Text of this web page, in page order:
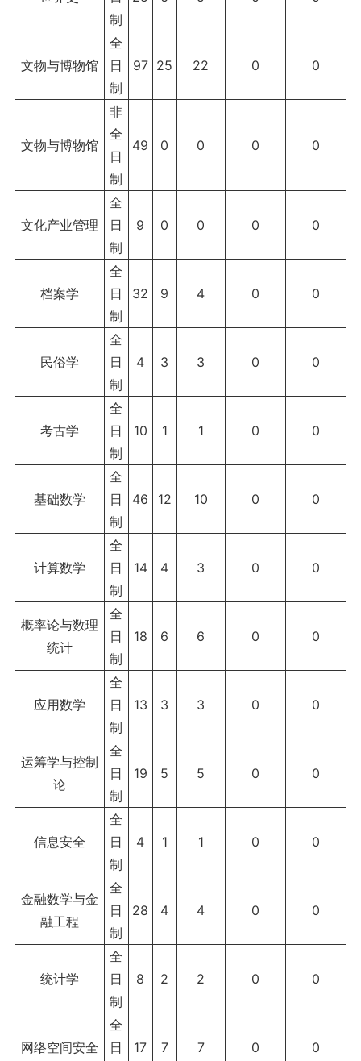
制
文物与博物馆
全
日
制
97 25 22 0 0
文物与博物馆
非
全
日
制
49 0 0 0 0
文化产业管理
全
日
制
9 0 0 0 0
档案学
全
日
制
32 9 4 0 0
民俗学
全
日
制
4 3 3 0 0
考古学
全
日
制
10 1 1 0 0
基础数学
全
日
制
46 12 10 0 0
计算数学
全
日
制
14 4 3 0 0
概率论与数理
统计
全
日
制
18 6 6 0 0
应用数学
全
日
制
13 3 3 0 0
运筹学与控制
论
全
日
制
19 5 5 0 0
信息安全
全
日
制
4 1 1 0 0
金融数学与金
融工程
全
日
制
28 4 4 0 0
统计学
全
日
制
8 2 2 0 0
网络空间安全
全
日
17 7 7 0 0